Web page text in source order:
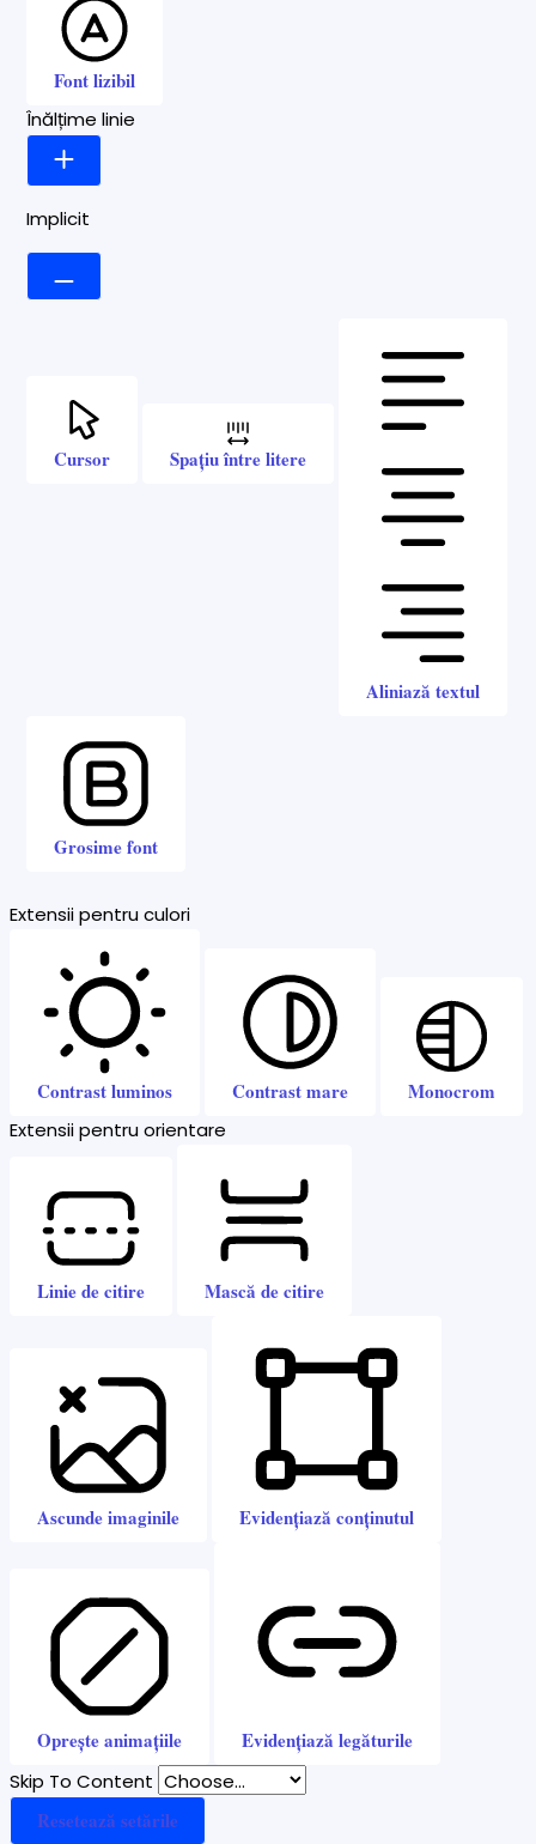
Font lizibil
Înălțime linie
Implicit
Cursor Spațiu între litere
Aliniază textul
Grosime font
Extensii pentru culori
Contrast luminos Contrast mare Monocrom
Extensii pentru orientare
Linie de citire Mască de citire
Ascunde imaginile Evidențiază conținutul
Oprește animațiile Evidențiază legăturile
Skip To Content
Resetează setările